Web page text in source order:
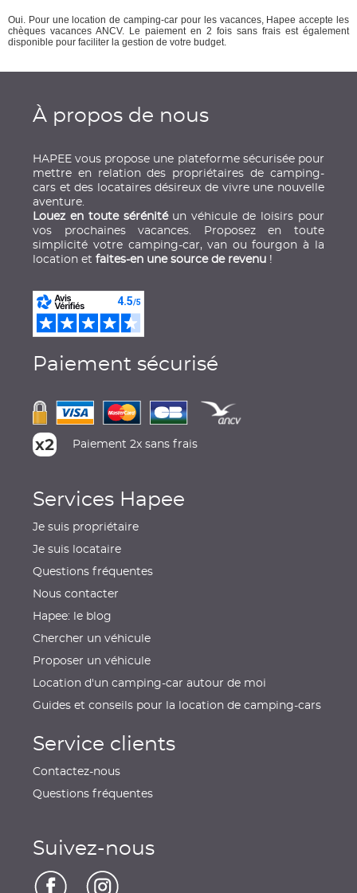
Oui. Pour une location de camping-car pour les vacances, Hapee accepte les
chèques vacances ANCV. Le paiement en 2 fois sans frais est également
disponible pour faciliter la gestion de votre budget.
À propos de nous
HAPEE vous propose une plateforme sécurisée pour
mettre en relation des propriétaires de camping-
cars et des locataires désireux de vivre une nouvelle
aventure.
Louez en toute sérénitéun véhicule de loisirs pour
vos prochaines vacances. Proposez en toute
simplicité votre camping-car, van ou fourgon à la
location etfaites-en une source de revenu !
Paiement sécurisé
Paiement 2x sans frais
Services Hapee
Je suis propriétaire
Je suis locataire
Questions fréquentes
Nous contacter
Hapee: le blog
Chercher un véhicule
Proposer un véhicule
Location d'un camping-car autour de moi
Guides et conseils pour la location de camping-cars
Service clients
Contactez-nous
Questions fréquentes
Suivez-nous